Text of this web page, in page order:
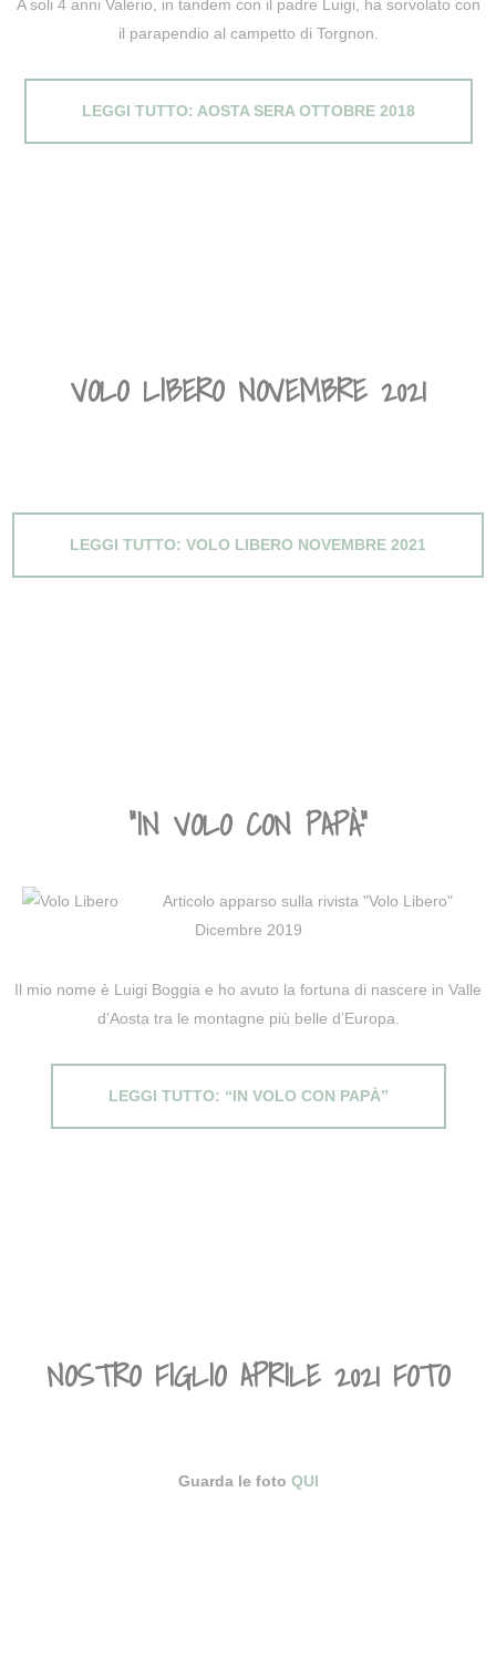
A soli 4 anni Valerio, in tandem con il padre Luigi, ha sorvolato con
il parapendio al campetto di Torgnon.
LEGGI TUTTO: AOSTA SERA OTTOBRE 2018
VOLO LIBERO NOVEMBRE 2021
LEGGI TUTTO: VOLO LIBERO NOVEMBRE 2021
“IN VOLO CON PAPÀ”
Articolo apparso sulla rivista "Volo Libero"
Dicembre 2019
Il mio nome è Luigi Boggia e ho avuto la fortuna di nascere in Valle
d’Aosta tra le montagne più belle d’Europa.
LEGGI TUTTO: “IN VOLO CON PAPÀ”
NOSTRO FIGLIO APRILE 2021 FOTO
Guarda le foto QUI